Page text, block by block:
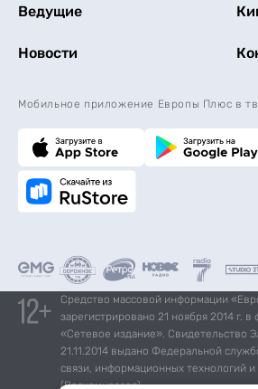
Ведущие
Новости
Мобильное приложение Европы Плюс в
Средство массовой информации
зарегистрировано 21 ноября 2014 г.
«Сетевое издание». Свидетельство
21.11.2014 выдано Федеральной
связи, информационных технологий
(Роскомнадзор).